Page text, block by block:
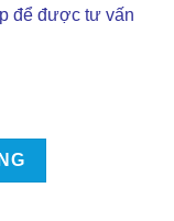
để được tư vấn